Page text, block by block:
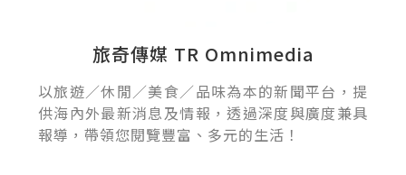
旅奇傳媒 TR Omnimedia
以旅遊／休閒／美食／品味為本的新聞平台，提
供海內外最新消息及情報，透過深度與廣度兼具
報導，帶領您閱覽豐富、多元的生活！